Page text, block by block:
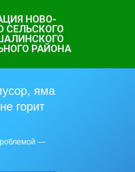
НОВО-
СЕЛЬСКОГО
РАЙОНА
яма
горит
—